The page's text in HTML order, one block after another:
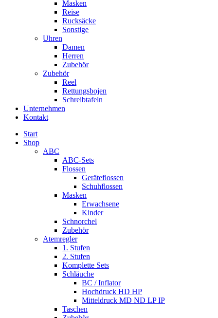
Masken
Reise
Rucksäcke
Sonstige
Uhren
Damen
Herren
Zubehör
Zubehör
Reel
Rettungsbojen
Schreibtafeln
Unternehmen
Kontakt
Start
Shop
ABC
ABC-Sets
Flossen
Geräteflossen
Schuhflossen
Masken
Erwachsene
Kinder
Schnorchel
Zubehör
Atemregler
1. Stufen
2. Stufen
Komplette Sets
Schläuche
BC / Inflator
Hochdruck HD HP
Mitteldruck MD ND LP IP
Taschen